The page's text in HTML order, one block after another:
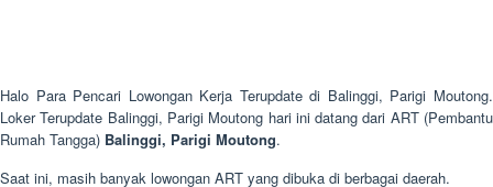
Halo Para Pencari Lowongan Kerja Terupdate di Balinggi, Parigi Moutong.
Loker Terupdate Balinggi, Parigi Moutong hari ini datang dari ART (Pembantu
Rumah Tangga) Balinggi, Parigi Moutong.
Saat ini, masih banyak lowongan ART yang dibuka di berbagai daerah.